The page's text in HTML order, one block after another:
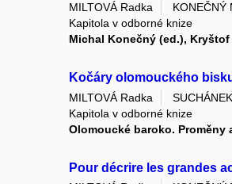
MILTOVÁ Radka
KONEČNÝ
Kapitola v odborné knize
Michal Konečný (ed.),
Kočáry olomouckého
MILTOVÁ Radka
Kapitola v odborné knize
Olomoucké baroko. Proměny
Pour décrire les grandes